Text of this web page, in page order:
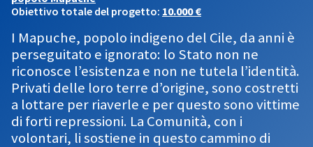
Obiettivo totale del progetto: 10.000 €
I Mapuche, popolo indigeno del Cile, da anni è
perseguitato e ignorato: lo Stato non ne
riconosce l’esistenza e non ne tutela l’identità.
Privati delle loro terre d’origine, sono costretti
a lottare per riaverle e per questo sono vittime
di forti repressioni. La Comunità, con i
volontari, li sostiene in questo cammino di